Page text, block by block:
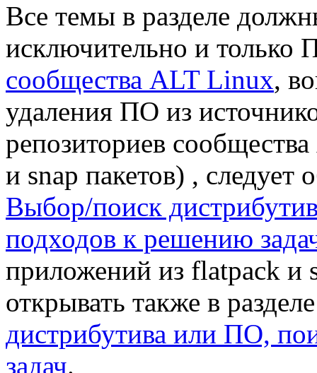
Все темы в разделе
исключительно и только
сообщества ALT Linux,
удаления ПО из
репозиториев
и snap пакетов) , следует
Выбор/поиск
подходов к решению
приложений из flatpack и
открывать также в
дистрибутива или ПО,
задач.